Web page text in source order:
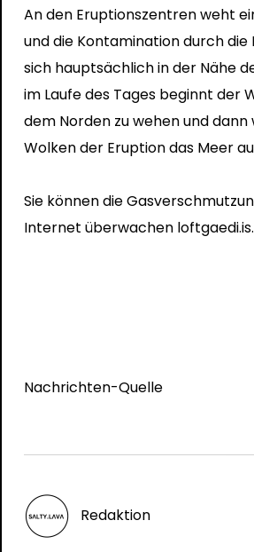
An den Eruptionszentren weht
und die Kontamination durch
sich hauptsächlich in der Nähe
im Laufe des Tages beginnt der
dem Norden zu wehen und dann
Wolken der Eruption das Meer
Sie können die
Internet überwachen loftgaedi.is.
Nachrichten-Quelle
Redaktion